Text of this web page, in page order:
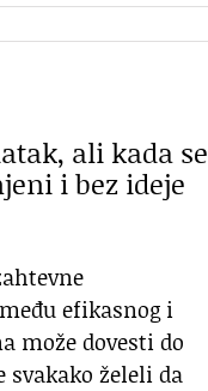
ali kada se
i bez ideje
efikasnog i
može dovesti do
želeli da